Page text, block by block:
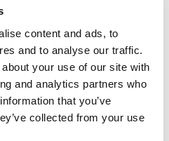
content and ads, to
and to analyse our traffic.
your use of our site with
and analytics partners who
that you’ve
collected from your use
SUR VOTRE PREMIER